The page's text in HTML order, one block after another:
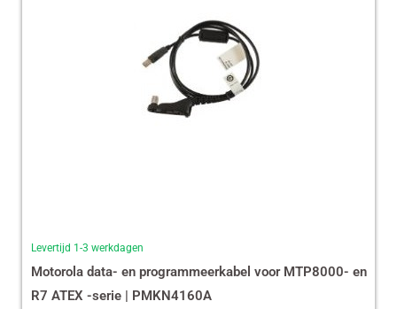
Levertijd 1-3 werkdagen
Motorola data- en programmeerkabel voor MTP8000- en
R7 ATEX -serie | PMKN4160A